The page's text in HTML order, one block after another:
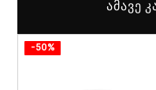
ამავე
-50%